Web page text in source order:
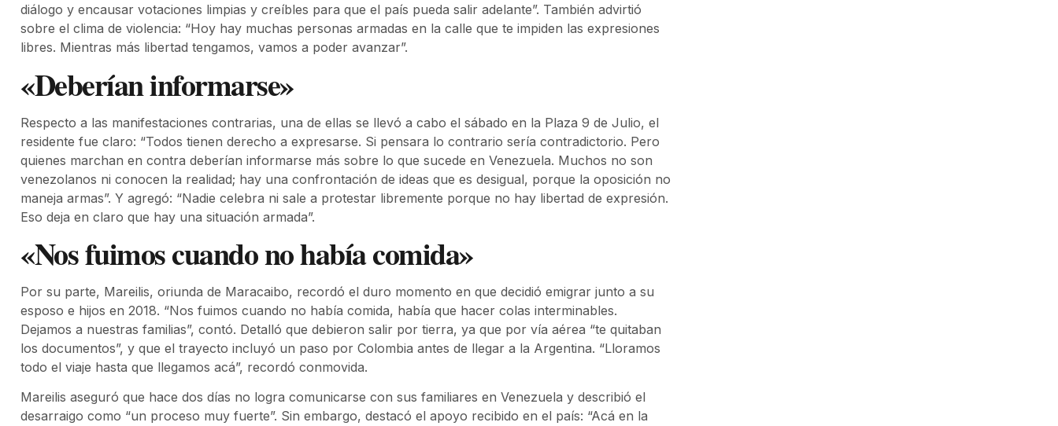
diálogo y encausar votaciones limpias y creíbles para que el país pueda salir adelante”. También advirtió
sobre el clima de violencia: “Hoy hay muchas personas armadas en la calle que te impiden las expresiones
libres. Mientras más libertad tengamos, vamos a poder avanzar”.
«Deberían informarse»
Respecto a las manifestaciones contrarias, una de ellas se llevó a cabo el sábado en la Plaza 9 de Julio, el
residente fue claro: “Todos tienen derecho a expresarse. Si pensara lo contrario sería contradictorio. Pero
quienes marchan en contra deberían informarse más sobre lo que sucede en Venezuela. Muchos no son
venezolanos ni conocen la realidad; hay una confrontación de ideas que es desigual, porque la oposición no
maneja armas”. Y agregó: “Nadie celebra ni sale a protestar libremente porque no hay libertad de expresión.
Eso deja en claro que hay una situación armada”.
«Nos fuimos cuando no había comida»
Por su parte, Mareilis, oriunda de Maracaibo, recordó el duro momento en que decidió emigrar junto a su
esposo e hijos en 2018. “Nos fuimos cuando no había comida, había que hacer colas interminables.
Dejamos a nuestras familias”, contó. Detalló que debieron salir por tierra, ya que por vía aérea “te quitaban
los documentos”, y que el trayecto incluyó un paso por Colombia antes de llegar a la Argentina. “Lloramos
todo el viaje hasta que llegamos acá”, recordó conmovida.
Mareilis aseguró que hace dos días no logra comunicarse con sus familiares en Venezuela y describió el
desarraigo como “un proceso muy fuerte”. Sin embargo, destacó el apoyo recibido en el país: “Acá en la